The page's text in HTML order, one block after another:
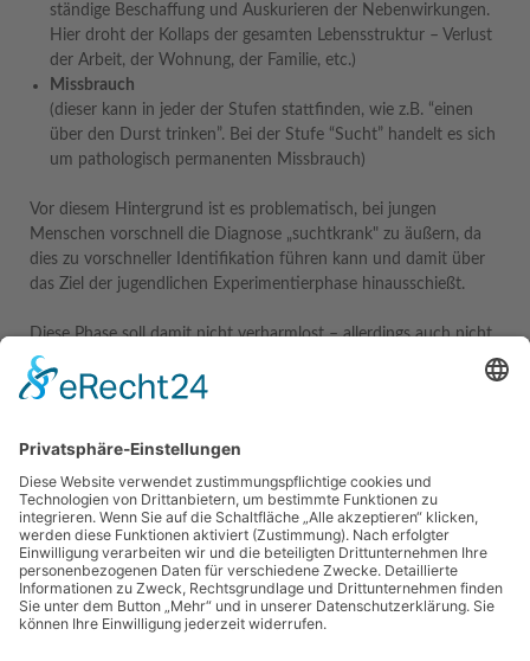
ständige Beschaffung und Auskurieren der Nebenwirkungen.
Hier droht der Kollaps der gesamten Lebensstruktur – Verlust
der Arbeit, der Wohnung, der Familie, etc.)
Missbrauch
(dieser kann in jeder der Stufen stattfinden, wie z.B. “einen
über den Durst trinken”. Bei der Stufe “Sucht” handelt es sich
um pathologisch permanenten Missbrauch)
Vor diesem Hintergrund ist es problematisch, bei jungen
Menschen vorschnell die Diagnose „suchtkrank" zu äußern, da
dies zu vorschneller Identifikation führen kann und damit über
das Ziel der jugendlichen Experimentierphase hinausschießt.
Diese Phase soll damit nicht verharmlost – allerdings auch nicht
zu hoch bewertet werden.
Besonderheiten der Fachberatung Suchtprophylaxe, wobei wir in
diesem Bereich über eine über zwanzigjährige Erfahrung
verfügen.
Zur Angebotsübersicht